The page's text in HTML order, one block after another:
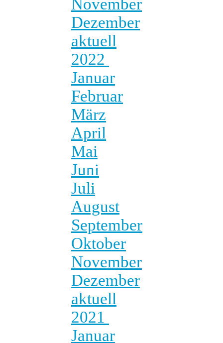
November
Dezember
aktuell
2022
Januar
Februar
März
April
Mai
Juni
Juli
August
September
Oktober
November
Dezember
aktuell
2021
Januar